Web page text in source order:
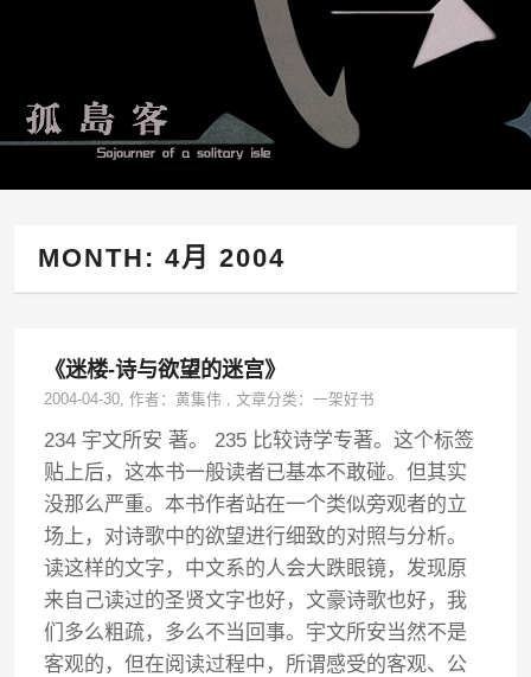
MONTH:4月 2004
《迷楼-诗与欲望的迷宫》
2004-04-30, 作者：黄集伟 ,文章分类：一架好书
234 宇文所安 著。 235 比较诗学专著。这个标签
贴上后，这本书一般读者已基本不敢碰。但其实
没那么严重。本书作者站在一个类似旁观者的立
场上，对诗歌中的欲望进行细致的对照与分析。
读这样的文字，中文系的人会大跌眼镜，发现原
来自己读过的圣贤文字也好，文豪诗歌也好，我
们多么粗疏，多么不当回事。宇文所安当然不是
客观的，但在阅读过程中，所谓感受的客观、公